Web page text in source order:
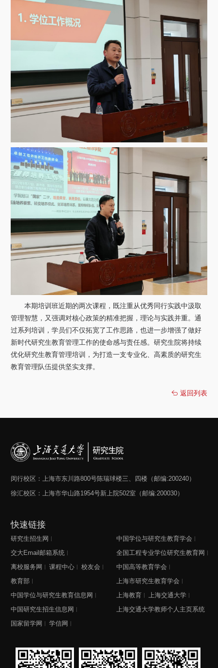
本期培训班近期的两次课程，既注重从优秀同行实践中汲取
管理智慧，又强调对核心政策的精准把握，理论与实践并重。通
过系列培训，学员们不仅拓宽了工作思路，也进一步增强了做好
新时代研究生教育管理工作的使命感与责任感。研究生院将持续
优化研究生教育管理培训，为打造一支专业化、高素质的研究生
教育管理队伍提供坚实支撑。
返回列表
闵行校区：上海市东川路800号陈瑞球楼三、四楼（邮编:200240）
徐汇校区：上海市华山路1954号新上院502室（邮编:200030）
快速链接
研究生招生网
交大Email邮箱系统
离校服务网
课程中心
校友会
教育部
中国学位与研究生教育信息网
中国研究生招生信息网
国家留学网
学信网
中国学位与研究生教育学会
全国工程专业学位研究生教育网
中国高等教育学会
上海市研究生教育学会
上海教育
上海交通大学
上海交通大学教师个人主页系统